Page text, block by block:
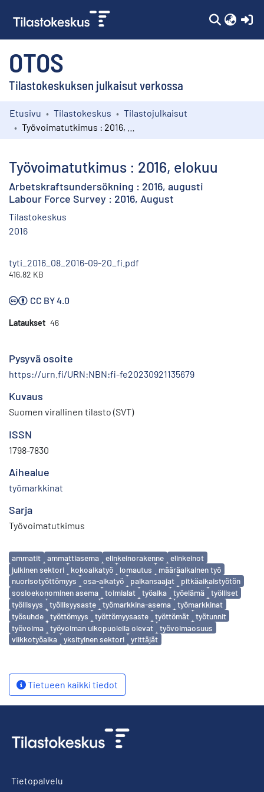
OTOS
Tilastokeskuksen julkaisut verkossa
Kokoelmat
Etusivu Tilastokeskus
Tilastojulkaisut
Työvoimatutkimus : 2016, elokuu
Arbetskraftsundersökning : 2016, augusti
Labour Force Survey : 2016, August
Tilastokeskus
2016
tyti_2016_08_2016-09-20_fi.pdf
416.82 KB
CC BY 4.0
Lataukset 46
Pysyvä osoite
https://urn.fi/URN:NBN:fi-fe20230921135679
Kuvaus
Suomen virallinen tilasto (SVT)
ISSN
1798-7830
Aihealue
työmarkkinat
Sarja
Työvoimatutkimus
Avainsanat
ammatit ammattiasema elinkeinorakenne
elinkeinot
julkinen sektori
kokoaikatyö lomautus
määräaikainen työ
nuorisotyöttömyys
osa-aikatyö palkansaajat
pitkäaikaistyötön
sosioekonominen asema
toimialat työaika työelämä
työlliset
työllisyys
työllisyysaste työmarkkina-asema
työmarkkinat
työsuhde
työttömyys työttömyysaste työttömät
työtunnit
työvoima
työvoiman ulkopuolella olevat
työvoimaosuus
viikkotyöaika
yksityinen sektori yrittäjät
Tietueen kaikki tiedot
Tietopalvelu